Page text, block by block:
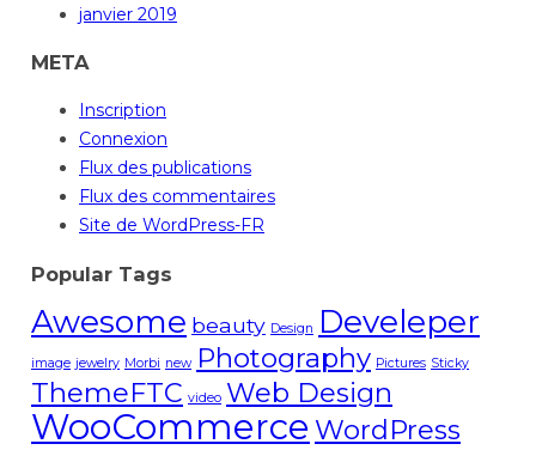
janvier 2019
META
Inscription
Connexion
Flux des publications
Flux des commentaires
Site de WordPress-FR
Popular Tags
Awesome beauty Design Develeper
image jewelry Morbi new Photography Pictures Sticky
ThemeFTC video Web Design
WooCommerce WordPress